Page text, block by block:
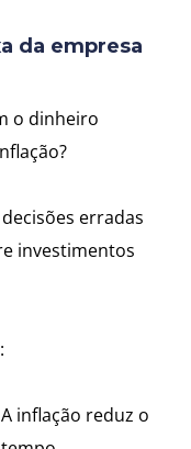
da empresa
o dinheiro
erradas
investimentos
inflação reduz o